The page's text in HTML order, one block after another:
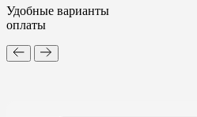
Удобные варианты
оплаты